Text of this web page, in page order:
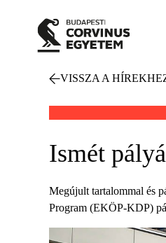
VISSZA A
Ismét
Megújult tartalommal és
Program (EKÖP-KDP)